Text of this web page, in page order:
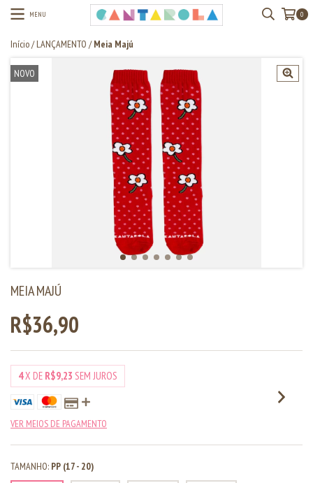
MENU 0
Início/ LANÇAMENTO / Meia Majú
NOVO
MEIA MAJÚ
R$36,90
4X DE R$9,23 SEM JUROS
VER MEIOS DE PAGAMENTO
TAMANHO: PP (17 - 20)